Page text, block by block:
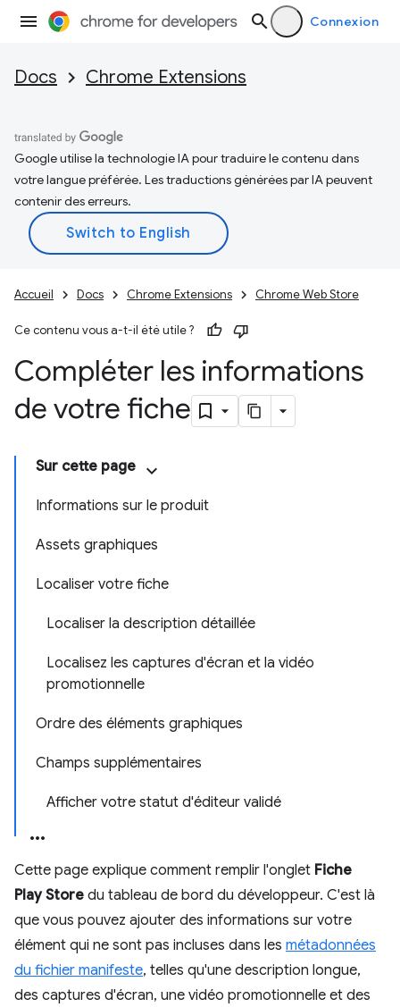
Connexion
Docs Chrome Extensions
Google utilise la technologie IA pour traduire le contenu dans
votre langue préférée. Les traductions générées par IA peuvent
contenir des erreurs.
Accueil Docs Chrome Extensions Chrome Web Store
Ce contenu vous a-t-il été utile ?
Compléter les informations
de votre fiche
Sur cette page
Informations sur le produit
Assets graphiques
Localiser votre fiche
Localiser la description détaillée
Localisez les captures d'écran et la vidéo
promotionnelle
Ordre des éléments graphiques
Champs supplémentaires
Afficher votre statut d'éditeur validé
Cette page explique comment remplir l'onglet Fiche
Play Store du tableau de bord du développeur. C'est là
que vous pouvez ajouter des informations sur votre
élément qui ne sont pas incluses dans les métadonnées
du fichier manifeste, telles qu'une description longue,
des captures d'écran, une vidéo promotionnelle et des